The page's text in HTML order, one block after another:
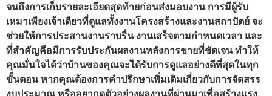
จนถึงการเก็บรายละเอียดสุดท้ายก่อนส่งมอบงาน การมีผู้รับ
เหมาเพียงเจ้าเดียวที่ดูแลทั้งงานโครงสร้างและงานสถาปัตย์ จะ
ช่วยให้การประสานงานราบรื่น งานเสร็จตามกำหนดเวลา และ
ที่สำคัญคือมีการรับประกันผลงานหลังการขายที่ชัดเจน ทำให้
คุณมั่นใจได้ว่าบ้านของคุณจะได้รับการดูแลอย่างดีที่สุดในทุก
ขั้นตอน หากคุณต้องการคำปรึกษาเพิ่มเติมเกี่ยวกับการจัดสรร